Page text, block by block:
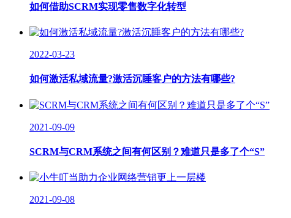
如何借助SCRM实现零售数字化转型
2022-03-23
如何激活私域流量?激活沉睡客户的方法有哪些?
2021-09-09
SCRM与CRM系统之间有何区别？难道只是多了个“S”
2021-09-08